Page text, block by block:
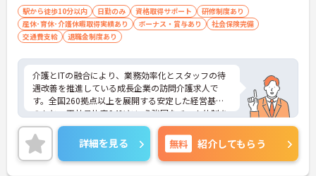
【IT化と手厚いフォロー体制により、業務のストレ
スを軽減できます】
・記録票の提出やシフト確認をすべてスマートフォ
ンで行えるため、手書きの書類作成や事業所への移
動の手間が省けケア業務に集中できます
・定期的な面談を通じて上司がフォローする体制が
あり、訪問介護でありながら孤立することなくチー
ムの支援を受けながら業務に取り組めます
駅から徒歩10分以内 日勤のみ 資格取得サポート
研修制度あり
産休･育休･介護休暇取得実績あり
ボーナス・賞与あり
社会保険完備
交通費支給
退職金制度あり
介護とITの融合により、業務効率化とスタッフの待
遇改善を推進している成長企業の訪問介護求人で
す。全国260拠点以上を展開する安定した経営基盤
のもと、正社員比率94%という強固なチーム体制を
構築しています。介護福祉士資格手当や年2回の評価
面談など、専門資格と成果が収入に直結する仕組み
が整っています。夜勤なしの完全週休2日制（曜日固
定）を採用し、日々の記録業務はスマートフォンで
詳細を見る 無料 紹介してもらう